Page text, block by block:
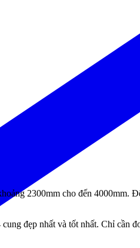
2300mm cho đến 4000mm.
đẹp nhất và tốt nhất. Chỉ cần